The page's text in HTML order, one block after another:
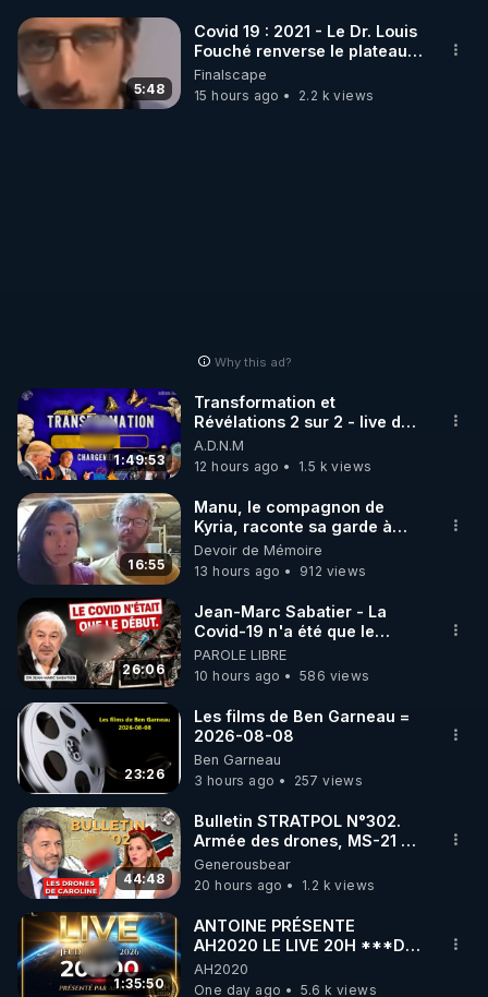
5:48
Covid 19 : 2021 - Le Dr. Louis
Fouché renverse le plateau
de CNews !
Finalscape
15 hours ago
2.2 k views
Why this ad?
1:49:53
Transformation et
Révélations 2 sur 2 - live du
07/08/26
A.D.N.M
12 hours ago
1.5 k views
16:55
Manu, le compagnon de
Kyria, raconte sa garde à
vue musclée. PARTAGEZ!
Devoir de Mémoire
13 hours ago
912 views
26:06
Jean-Marc Sabatier - La
Covid-19 n'a été que le
début - L'ARNm & l'ARNm-aa
jusqu où auront-t-il ?
PAROLE LIBRE
10 hours ago
586 views
23:26
Les films de Ben Garneau =
2026-08-08
Ben Garneau
3 hours ago
257 views
44:48
Bulletin STRATPOL N°302.
Armée des drones, MS-21 en
série, missiles coréens.
07.08.2026.
Generousbear
20 hours ago
1.2 k views
1:35:50
ANTOINE PRÉSENTE
AH2020 LE LIVE 20H ***DU
06/08/2026***
AH2020
One day ago
5.6 k views